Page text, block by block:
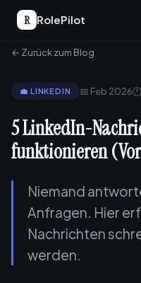
R RolePilot
← Zurück zum Blog
💼 LINKEDIN 📅 Feb 2026
5 LinkedIn-
funktionieren
Niemand
Anfragen. Hier
Nachrichten
werden.